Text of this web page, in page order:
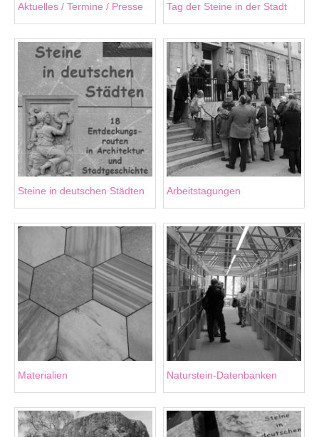
Aktuelles / Termine / Presse Tag der Steine in der Stadt
Steine in deutschen Städten Arbeitstagungen
Materialien Naturstein-Datenbanken